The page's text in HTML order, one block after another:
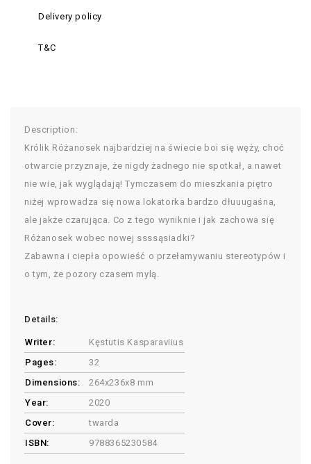
Delivery policy
T&C
Description:
Królik Różanosek najbardziej na świecie boi się węży, choć
otwarcie przyznaje, że nigdy żadnego nie spotkał, a nawet
nie wie, jak wyglądają! Tymczasem do mieszkania piętro
niżej wprowadza się nowa lokatorka bardzo dłuuugaśna,
ale jakże czarująca. Co z tego wyniknie i jak zachowa się
Różanosek wobec nowej ssssąsiadki?
Zabawna i ciepła opowieść o przełamywaniu stereotypów i
o tym, że pozory czasem mylą.
Details:
Writer:
Kęstutis Kasparaviius
Pages:
32
Dimensions:
264x236x8 mm
Year:
2020
Cover:
twarda
ISBN:
9788365230584